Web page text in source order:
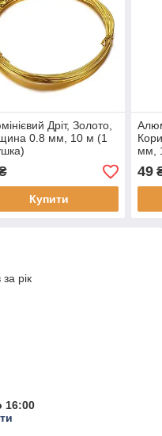
Дріт, Золото,
0.8 мм, 10 м (1
Купити
мм,
49
рік
16:00